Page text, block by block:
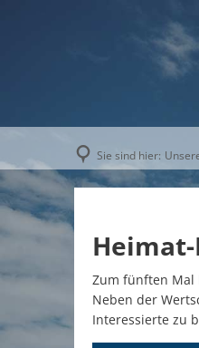
Sie sind hier:
Heimat-
Zum fünften Mal
Neben der
Interessierte zu